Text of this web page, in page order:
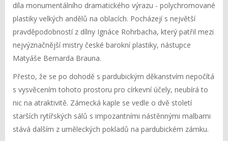
díla monumentálního dramatického výrazu - polychromované
plastiky velkých andělů na oblacích. Pocházejí s největší
pravděpodobností z dílny Ignáce Rohrbacha, který patřil mezi
nejvýznačnější mistry české barokní plastiky, nástupce
Matyáše Bernarda Brauna.
Přesto, že se po dohodě s pardubickým děkanstvím nepočítá
s vysvěcením tohoto prostoru pro církevní účely, neubírá to
nic na atraktivitě. Zámecká kaple se vedle o dvě století
starších rytířských sálů s impozantními nástěnnými malbami
stává dalším z uměleckých pokladů na pardubickém zámku.